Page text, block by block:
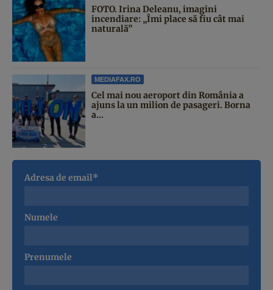
FOTO. Irina Deleanu, imagini
incendiare: „Îmi place să fiu cât mai
naturală”
MEDIAFAX.RO
Cel mai nou aeroport din România a
ajuns la un milion de pasageri. Borna
a...
Adresa de email*
Numele
Prenumele